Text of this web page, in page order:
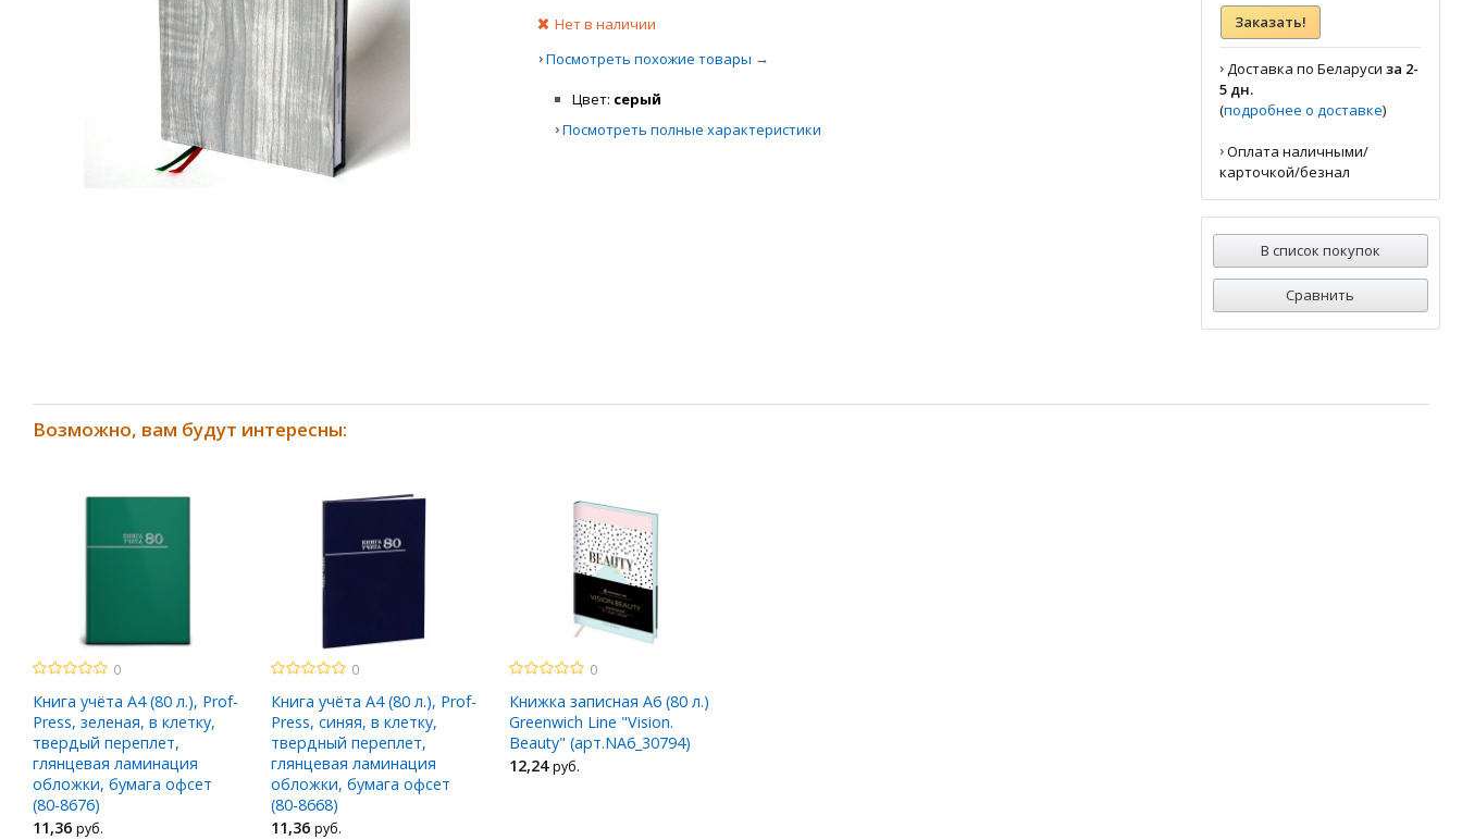
Нет в наличии
›Посмотреть похожие товары →
Цвет серый
›Посмотреть полные характеристики
Заказать!
› Доставка по Беларусиза 2-
5 дн.
(подробнее о доставке)
›Оплата наличными/
карточкой/безнал
В список покупок
Сравнить
Возможно, вам будут интересны:
0
Книга учёта A4 (80 л.), Prof-
Press, зеленая, в клетку,
твердый переплет,
глянцевая ламинация
обложки, бумага офсет
(80-8676)
11,36 руб.
0
Книга учёта A4 (80 л.), Prof-
Press, синяя, в клетку,
твердный переплет,
глянцевая ламинация
обложки, бумага офсет
(80-8668)
11,36 руб.
0
Книжка записная A6 (80 л.)
Greenwich Line "Vision.
Beauty" (арт.NA6_30794)
12,24 руб.